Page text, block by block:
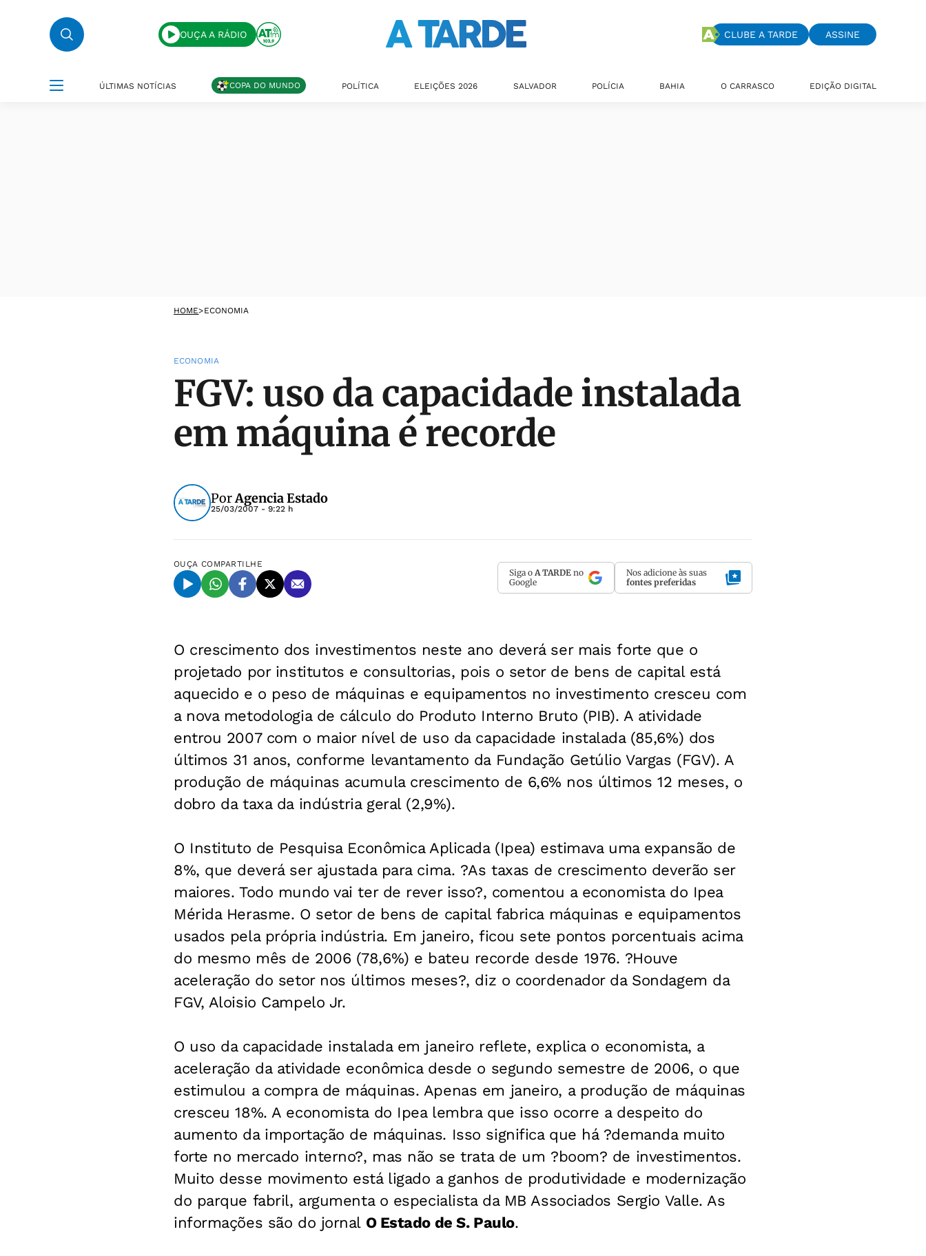
OUÇA A RÁDIO CLUBE A TARDE ASSINE
ÚLTIMAS NOTÍCIAS COPA DO MUNDO POLÍTICA ELEIÇÕES 2026 SALVADOR POLÍCIA BAHIA O CARRASCO EDIÇÃO DIGITAL
HOME>ECONOMIA
ECONOMIA
FGV: uso da capacidade instalada
em máquina é recorde
PorAgencia Estado
25/03/2007 - 9:22 h
OUÇA COMPARTILHE
Siga o A TARDE no
Google
Nos adicione às suas
fontes preferidas
O crescimento dos investimentos neste ano deverá ser mais forte que o
projetado por institutos e consultorias, pois o setor de bens de capital está
aquecido e o peso de máquinas e equipamentos no investimento cresceu com
a nova metodologia de cálculo do Produto Interno Bruto (PIB). A atividade
entrou 2007 com o maior nível de uso da capacidade instalada (85,6%) dos
últimos 31 anos, conforme levantamento da Fundação Getúlio Vargas (FGV). A
produção de máquinas acumula crescimento de 6,6% nos últimos 12 meses, o
dobro da taxa da indústria geral (2,9%).
O Instituto de Pesquisa Econômica Aplicada (Ipea) estimava uma expansão de
8%, que deverá ser ajustada para cima. ?As taxas de crescimento deverão ser
maiores. Todo mundo vai ter de rever isso?, comentou a economista do Ipea
Mérida Herasme. O setor de bens de capital fabrica máquinas e equipamentos
usados pela própria indústria. Em janeiro, ficou sete pontos porcentuais acima
do mesmo mês de 2006 (78,6%) e bateu recorde desde 1976. ?Houve
aceleração do setor nos últimos meses?, diz o coordenador da Sondagem da
FGV, Aloisio Campelo Jr.
O uso da capacidade instalada em janeiro reflete, explica o economista, a
aceleração da atividade econômica desde o segundo semestre de 2006, o que
estimulou a compra de máquinas. Apenas em janeiro, a produção de máquinas
cresceu 18%. A economista do Ipea lembra que isso ocorre a despeito do
aumento da importação de máquinas. Isso significa que há ?demanda muito
forte no mercado interno?, mas não se trata de um ?boom? de investimentos.
Muito desse movimento está ligado a ganhos de produtividade e modernização
do parque fabril, argumenta o especialista da MB Associados Sergio Valle. As
informações são do jornal O Estado de S. Paulo.